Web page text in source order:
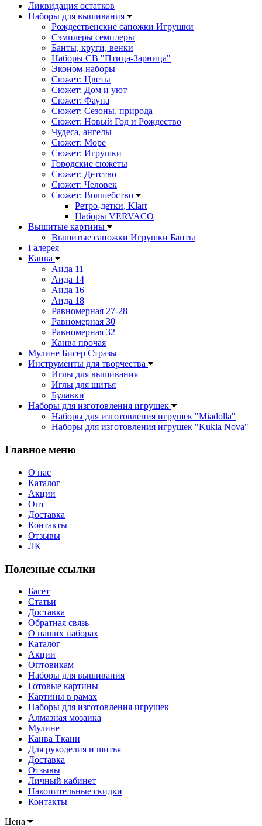
Ликвидация остатков
Наборы для вышивания
Рождественские сапожки Игрушки
Сэмплеры семплеры
Банты, круги, венки
Наборы СВ "Птица-Зарница"
Эконом-наборы
Сюжет: Цветы
Сюжет: Дом и уют
Сюжет: Фауна
Сюжет: Сезоны, природа
Сюжет: Новый Год и Рождество
Чудеса, ангелы
Сюжет: Море
Сюжет: Игрушки
Городские сюжеты
Сюжет: Детство
Сюжет: Человек
Сюжет: Волшебство
Ретро-детки, Klart
Наборы VERVACO
Вышитые картины
Вышитые сапожки Игрушки Банты
Галерея
Канва
Аида 11
Аида 14
Аида 16
Аида 18
Равномерная 27-28
Равномерная 30
Равномерная 32
Канва прочая
Мулине Бисер Стразы
Инструменты для творчества
Иглы для вышивания
Иглы для шитья
Булавки
Наборы для изготовления игрушек
Наборы для изготовления игрушек "Miadolla"
Наборы для изготовления игрушек "Kukla Nova"
Главное меню
О нас
Каталог
Акции
Опт
Доставка
Контакты
Отзывы
ЛК
Полезные ссылки
Багет
Статьи
Доставка
Обратная связь
О наших наборах
Каталог
Акции
Оптовикам
Наборы для вышивания
Готовые картины
Картины в рамах
Наборы для изготовления игрушек
Алмазная мозаика
Мулине
Канва Ткани
Для рукоделия и шитья
Доставка
Отзывы
Личный кабинет
Накопительные скидки
Контакты
Цена